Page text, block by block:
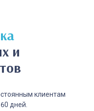
и
клиентам
дней.